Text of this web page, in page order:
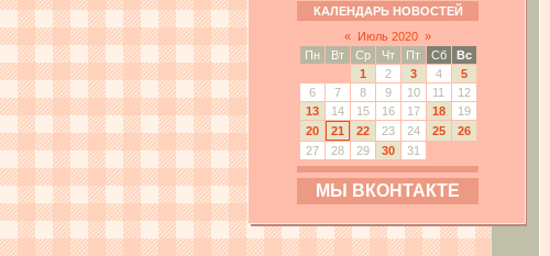
КАЛЕНДАРЬ НОВОСТЕЙ
«
Июль 2020 »
Пн
Вт Ср Чт Пт Сб
Вс
1
2 3 4
5
6
7 8 9 10 11
12
13
14 15 16 17 18
19
20
21 22 23 24 25
26
27
28 29 30 31
МЫ ВКОНТАКТЕ